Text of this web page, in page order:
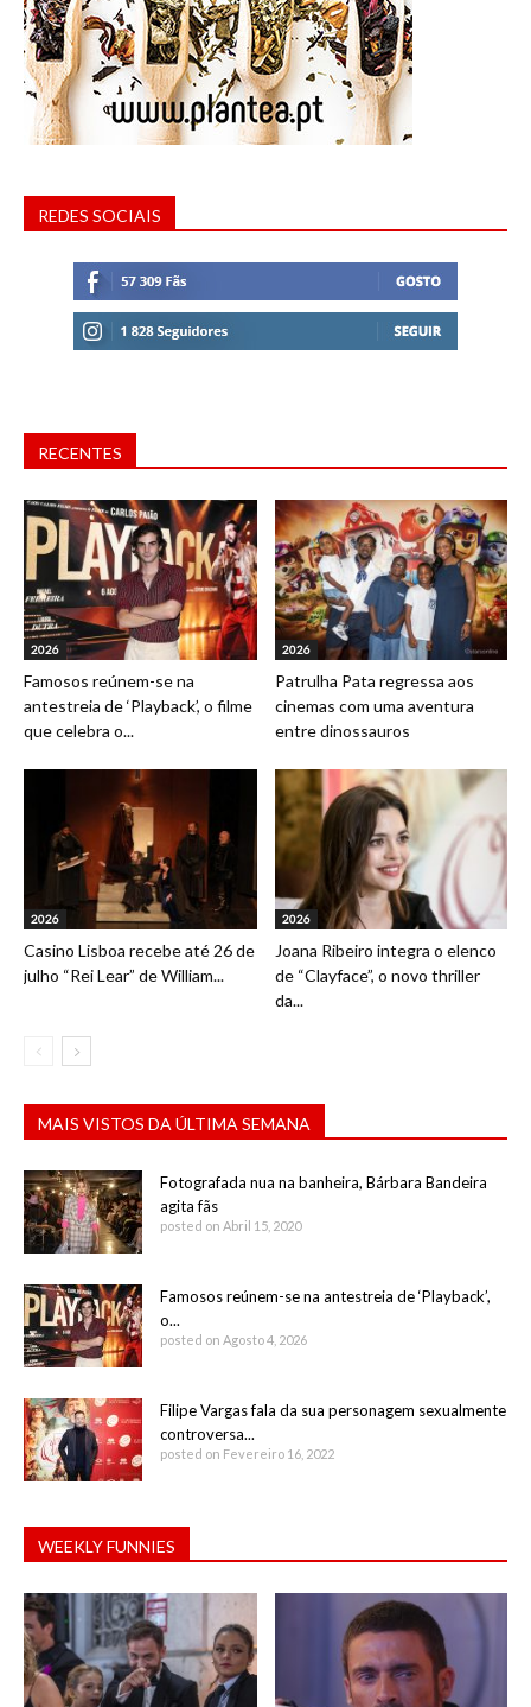
REDES SOCIAIS
RECENTES
2026
Famosos reúnem-se na
antestreia de ‘Playback’, o filme
que celebra o...
2026
Patrulha Pata regressa aos
cinemas com uma aventura
entre dinossauros
2026
Casino Lisboa recebe até 26 de
julho “Rei Lear” de William...
2026
Joana Ribeiro integra o elenco
de “Clayface”, o novo thriller
da...
MAIS VISTOS DA ÚLTIMA SEMANA
Fotografada nua na banheira, Bárbara Bandeira
agita fãs
posted on Abril 15, 2020
Famosos reúnem-se na antestreia de ‘Playback’,
o...
posted on Agosto 4, 2026
Filipe Vargas fala da sua personagem sexualmente
controversa...
posted on Fevereiro 16, 2022
WEEKLY FUNNIES